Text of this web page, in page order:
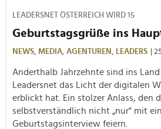
LEADERSNET ÖSTERREICH WIRD 15
Geburtstagsgrüße ins
NEWS, MEDIA, AGENTUREN, LEADERS |
Anderthalb Jahrzehnte sind ins
Leadersnet das Licht der digitalen
erblickt hat. Ein stolzer Anlass, den
selbstverständlich nicht „nur" mit
Geburtstagsinterview feiern.